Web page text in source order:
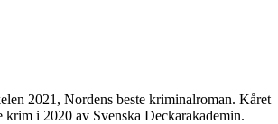
2021, Nordens beste kriminalroman. Kåret
krim i 2020 av Svenska Deckarakademin.